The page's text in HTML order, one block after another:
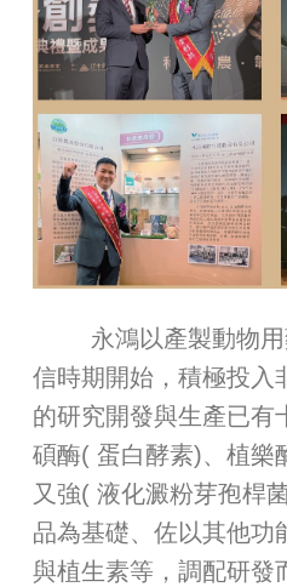
永鴻以產製動物用
信時期開始，積極投入
的研究開發與生產已有
碩酶( 蛋白酵素)、植樂
又強( 液化澱粉芽孢桿
品為基礎、佐以其他功
與植生素等，調配研發